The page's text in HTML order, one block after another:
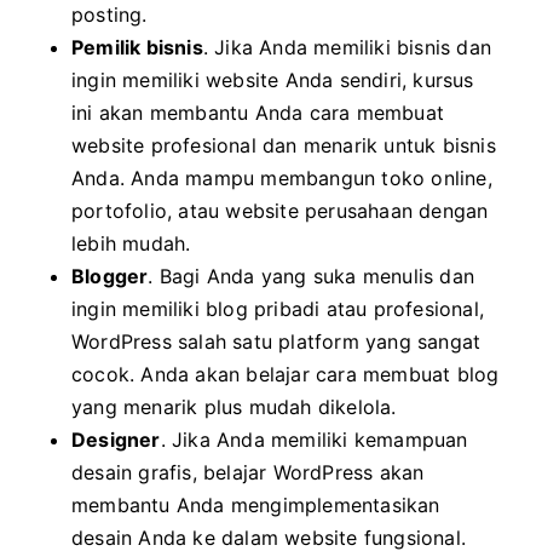
posting.
Pemilik bisnis. Jika Anda memiliki bisnis dan
ingin memiliki website Anda sendiri, kursus
ini akan membantu Anda cara membuat
website profesional dan menarik untuk bisnis
Anda. Anda mampu membangun toko online,
portofolio, atau website perusahaan dengan
lebih mudah.
Blogger. Bagi Anda yang suka menulis dan
ingin memiliki blog pribadi atau profesional,
WordPress salah satu platform yang sangat
cocok. Anda akan belajar cara membuat blog
yang menarik plus mudah dikelola.
Designer. Jika Anda memiliki kemampuan
desain grafis, belajar WordPress akan
membantu Anda mengimplementasikan
desain Anda ke dalam website fungsional.